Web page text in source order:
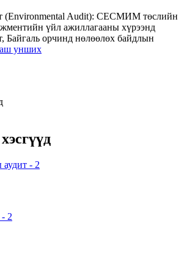
(Environmental Audit): СЕСМИМ төслийн
үйл ажиллагааны хүрээнд
Байгаль орчинд нөлөөлөх байдлын
унших
аудит - 2
- 2